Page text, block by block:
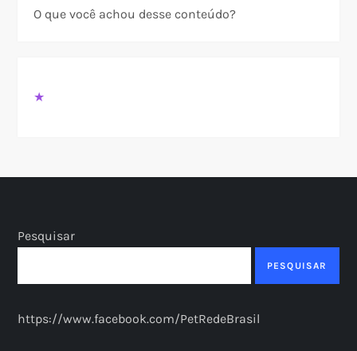
O que você achou desse conteúdo?
★
Pesquisar
PESQUISAR
https://www.facebook.com/PetRedeBrasil